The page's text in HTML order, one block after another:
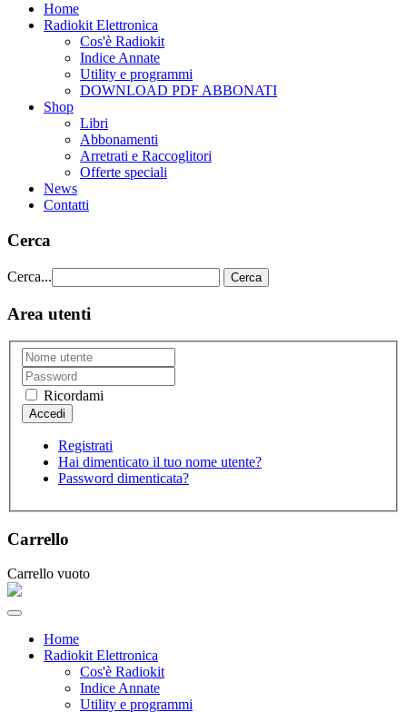
Home
Radiokit Elettronica
Cos'è Radiokit
Indice Annate
Utility e programmi
DOWNLOAD PDF ABBONATI
Shop
Libri
Abbonamenti
Arretrati e Raccoglitori
Offerte speciali
News
Contatti
Cerca
Cerca... Cerca
Area utenti
Ricordami
Registrati
Hai dimenticato il tuo nome utente?
Password dimenticata?
Carrello
Carrello vuoto
Home
Radiokit Elettronica
Cos'è Radiokit
Indice Annate
Utility e programmi